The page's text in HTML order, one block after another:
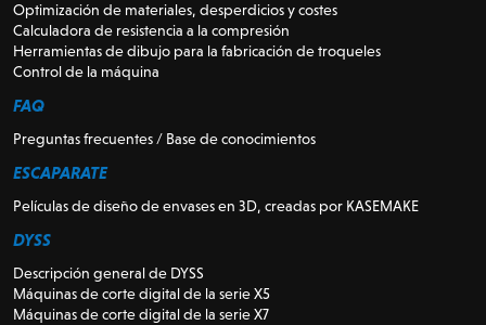
Optimización de materiales, desperdicios y costes
Calculadora de resistencia a la compresión
Herramientas de dibujo para la fabricación de troqueles
Control de la máquina
FAQ
Preguntas frecuentes / Base de conocimientos
ESCAPARATE
Películas de diseño de envases en 3D, creadas por KASEMAKE
DYSS
Descripción general de DYSS
Máquinas de corte digital de la serie X5
Máquinas de corte digital de la serie X7